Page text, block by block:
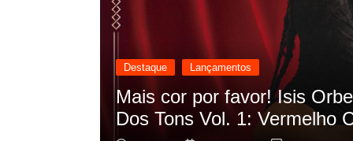
Destaque Lançamentos
Rashid vai buscar nos HQs
sua nova música